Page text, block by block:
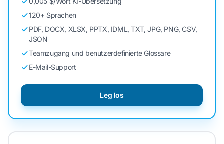
120+ Sprachen
PDF, DOCX, XLSX, PPTX, IDML, TXT, JPG, PNG, CSV,
JSON
Teamzugang und benutzerdefinierte Glossare
E-Mail-Support
Leg los